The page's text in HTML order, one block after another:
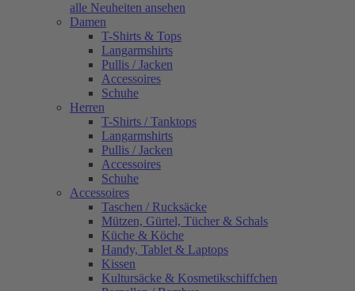
alle Neuheiten ansehen
Damen
T-Shirts & Tops
Langarmshirts
Pullis / Jacken
Accessoires
Schuhe
Herren
T-Shirts / Tanktops
Langarmshirts
Pullis / Jacken
Accessoires
Schuhe
Accessoires
Taschen / Rucksäcke
Mützen, Gürtel, Tücher & Schals
Küche & Köche
Handy, Tablet & Laptops
Kissen
Kultursäcke & Kosmetikschiffchen